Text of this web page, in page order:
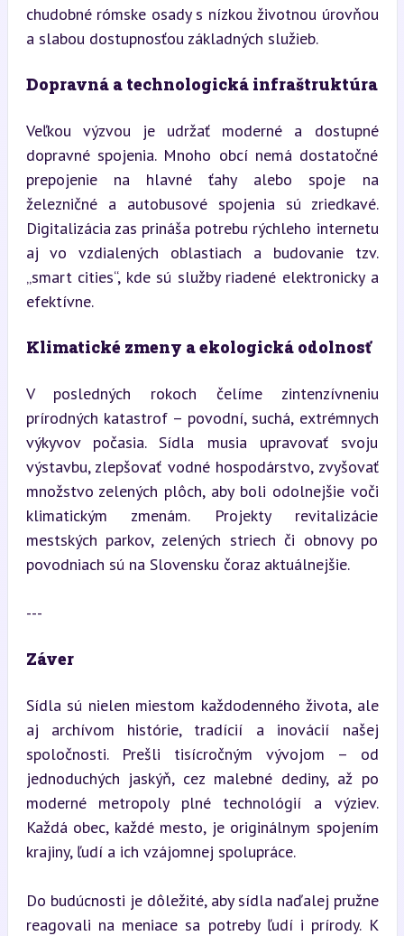
chudobné rómske osady s nízkou životnou úrovňou
a slabou dostupnosťou základných služieb.
Dopravná a technologická infraštruktúra
Veľkou výzvou je udržať moderné a dostupné
dopravné spojenia. Mnoho obcí nemá dostatočné
prepojenie na hlavné ťahy alebo spoje na
železničné a autobusové spojenia sú zriedkavé.
Digitalizácia zas prináša potrebu rýchleho internetu
aj vo vzdialených oblastiach a budovanie tzv.
„smart cities“, kde sú služby riadené elektronicky a
efektívne.
Klimatické zmeny a ekologická odolnosť
V posledných rokoch čelíme zintenzívneniu
prírodných katastrof – povodní, suchá, extrémnych
výkyvov počasia. Sídla musia upravovať svoju
výstavbu, zlepšovať vodné hospodárstvo, zvyšovať
množstvo zelených plôch, aby boli odolnejšie voči
klimatickým zmenám. Projekty revitalizácie
mestských parkov, zelených striech či obnovy po
povodniach sú na Slovensku čoraz aktuálnejšie.
---
Záver
Sídla sú nielen miestom každodenného života, ale
aj archívom histórie, tradícií a inovácií našej
spoločnosti. Prešli tisícročným vývojom – od
jednoduchých jaskýň, cez malebné dediny, až po
moderné metropoly plné technológií a výziev.
Každá obec, každé mesto, je originálnym spojením
krajiny, ľudí a ich vzájomnej spolupráce.
Do budúcnosti je dôležité, aby sídla naďalej pružne
reagovali na meniace sa potreby ľudí i prírody. K